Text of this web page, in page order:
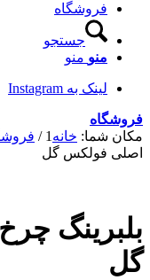
فروشگاه
جستجو
منو منو
لینک به Instagram
فروشگاه
مکان شما: خانه 1
/
اصلی فولکس گل
بلبرینگ
گل